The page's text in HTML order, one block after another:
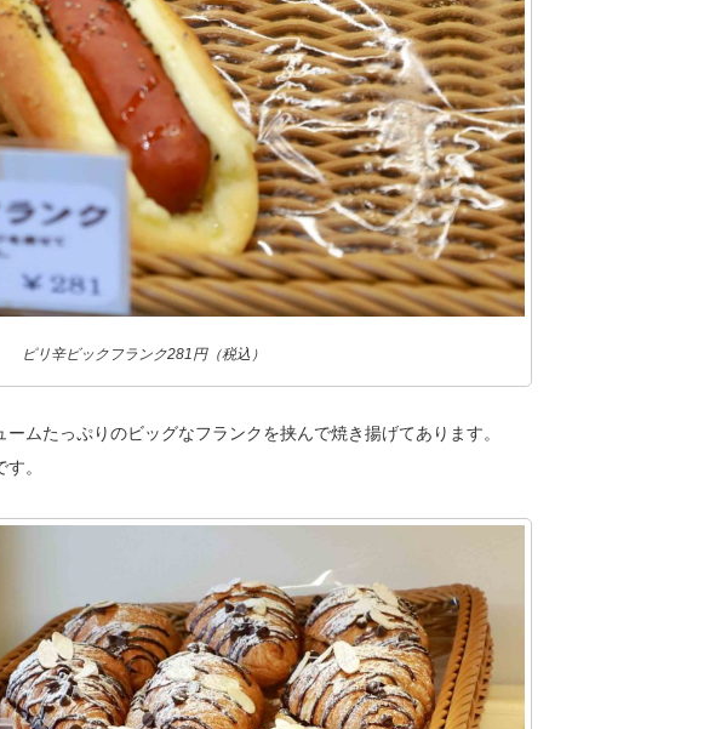
ピリ辛ビックフランク281円（税込）
ムたっぷりのビッグなフランクを挟んで焼き揚げてあります。
。